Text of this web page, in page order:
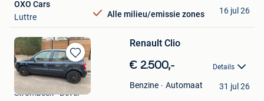
Alle milieu/emissie zones
OXO Cars
Luttre
16 jul 26
Bewaren
in
Mijn
Favorieten
Renault Clio
€ 2.500,- Details
Benzine Automaat
Carmay2013
Strombeek - Bever
31 jul 26